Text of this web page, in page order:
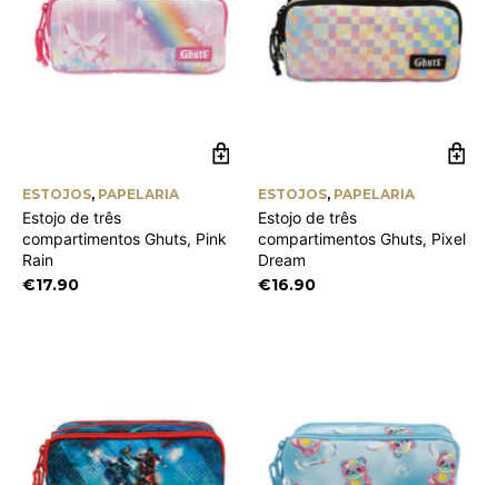
ESTOJOS, PAPELARIA
Estojo de três
compartimentos Ghuts, Pink
Rain
€17.90
ESTOJOS, PAPELARIA
Estojo de três
compartimentos Ghuts, Pixel
Dream
€16.90